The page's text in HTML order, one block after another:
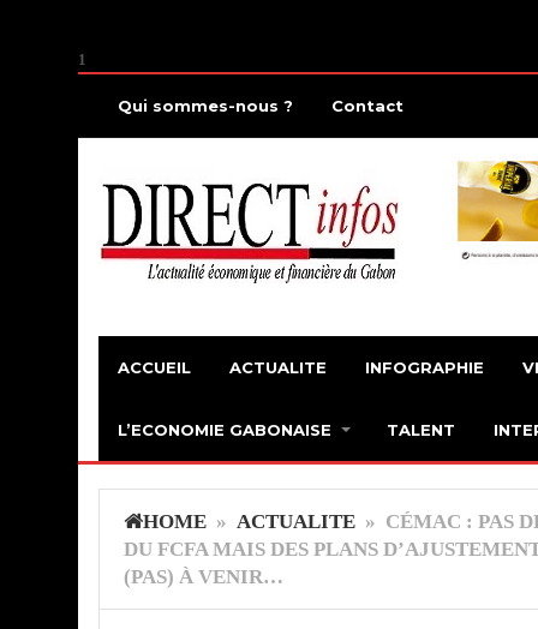
1
Qui sommes-nous ? Contact
ACCUEIL ACTUALITE INFOGRAPHIE
L’ECONOMIE GABONAISE TALENT
HOME » ACTUALITE » CÉMAC : PAS
DU FCFA MAIS DES PLANS
(PAS) À VENIR…